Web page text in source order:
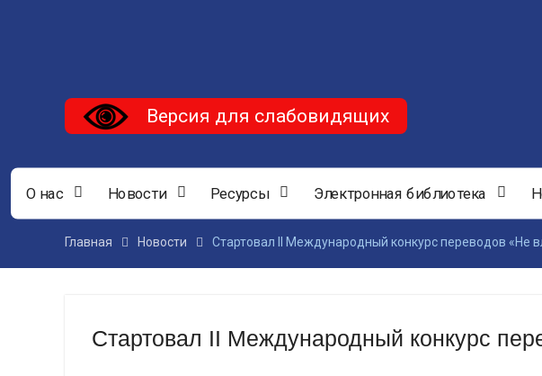
Версия для слабовидящих
О нас Новости Ресурсы Электронная библиотека
Главная Новости Стартовал II Международный конкурс переводов «Не
Стартовал II Международный конкурс